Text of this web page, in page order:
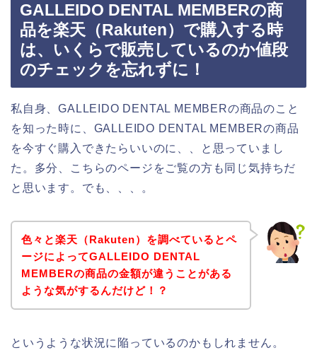
GALLEIDO DENTAL MEMBERの商
品を楽天（Rakuten）で購入する時
は、いくらで販売しているのか値段
のチェックを忘れずに！
私自身、GALLEIDO DENTAL MEMBERの商品のこと
を知った時に、GALLEIDO DENTAL MEMBERの商品
を今すぐ購入できたらいいのに、、と思っていまし
た。多分、こちらのページをご覧の方も同じ気持ちだ
と思います。でも、、、。
色々と楽天（Rakuten）を調べているとペ
ージによってGALLEIDO DENTAL
MEMBERの商品の金額が違うことがある
ような気がするんだけど！？
というような状況に陥っているのかもしれません。